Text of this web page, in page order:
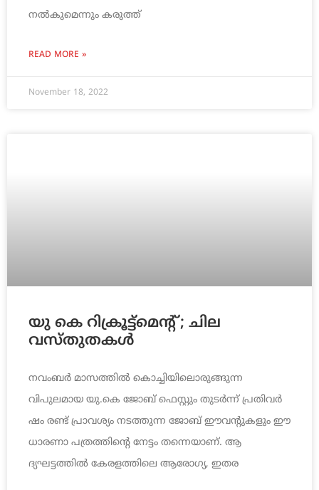
നല്‍കുമെന്നും കരുത്ത്
READ MORE »
November 18, 2022
യു കെ റിക്രൂട്ട്‌മെന്റ് ; ചില
വസ്തുതകള്‍
നവംബര്‍ മാസത്തില്‍ കൊച്ചിയിലൊരുങ്ങുന്ന
വിപുലമായ യു.കെ ജോബ് ഫെസ്റ്റും തുടര്‍ന്ന് പ്രതിവര്‍
ഷം രണ്ട് പ്രാവശ്യം നടത്തുന്ന ജോബ് ഈവന്റുകളും ഈ
ധാരണാ പത്രത്തിന്റെ നേട്ടം തന്നെയാണ്. ആ
ദ്യഘട്ടത്തില്‍ കേരളത്തിലെ ആരോഗ്യ, ഇതര